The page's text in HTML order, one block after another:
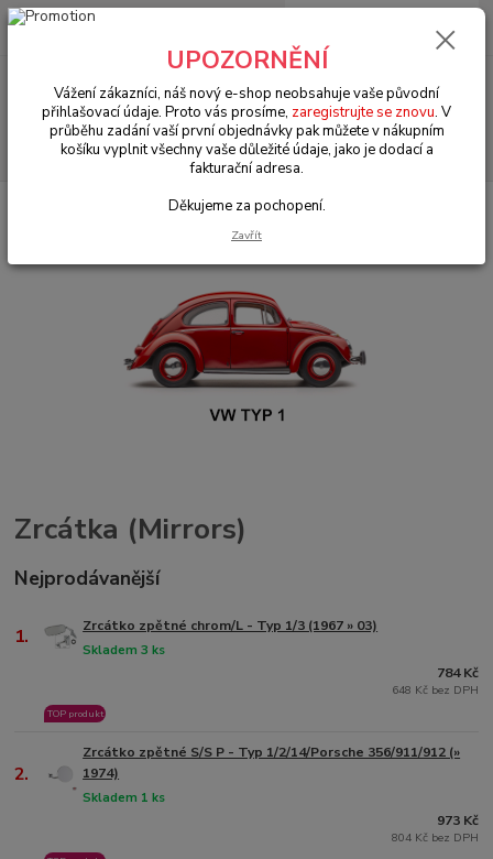
Menu
Hledat
+420 602 330 329
0 Kč
VW Brouk Typ 1 (1938 » 03) Exteriér (Exterior)
Zrcátka (Mirrors)
Nejprodávanější
1. Zrcátko zpětné chrom/L - Typ 1/3 (1967 » 03)
Skladem 3 ks
TOP produkt
784 Kč
648 Kč bez DPH
2.
Zrcátko zpětné S/S P - Typ 1/2/14/Porsche 356/911/912 (»
1974)
Skladem 1 ks
973 Kč
804 Kč bez DPH
UPOZORNĚNÍ
Vážení zákazníci, náš nový e-shop neobsahuje vaše původní
přihlašovací údaje. Proto vás prosíme, zaregistrujte se znovu. V
průběhu zadání vaší první objednávky pak můžete v nákupním
košíku vyplnit všechny vaše důležité údaje, jako je dodací a
fakturační adresa.
Děkujeme za pochopení.
Zavřít